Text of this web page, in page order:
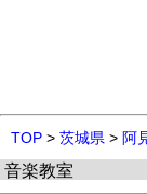
TOP > 茨城県 > 阿